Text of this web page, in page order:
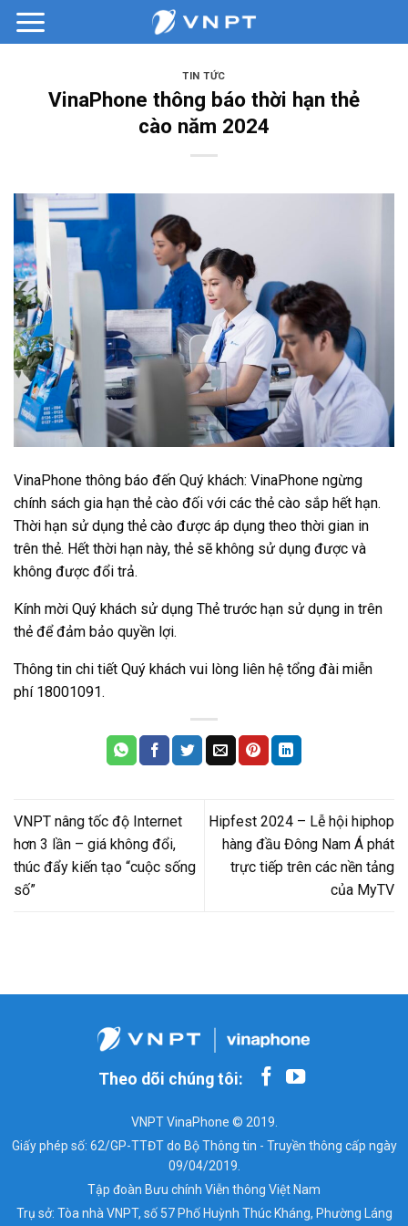
qua
TIN TỨC
VinaPhone thông báo thời hạn thẻ
cào năm 2024
VinaPhone thông báo đến Quý khách: VinaPhone ngừng
chính sách gia hạn thẻ cào đối với các thẻ cào sắp hết hạn.
Thời hạn sử dụng thẻ cào được áp dụng theo thời gian in
trên thẻ. Hết thời hạn này, thẻ sẽ không sử dụng được và
không được đổi trả.
Kính mời Quý khách sử dụng Thẻ trước hạn sử dụng in trên
thẻ để đảm bảo quyền lợi.
Thông tin chi tiết Quý khách vui lòng liên hệ tổng đài miễn
phí 18001091.
VNPT nâng tốc độ Internet
hơn 3 lần – giá không đổi,
thúc đẩy kiến tạo “cuộc sống
số”
Hipfest 2024 – Lễ hội hiphop
hàng đầu Đông Nam Á phát
trực tiếp trên các nền tảng
của MyTV
Theo dõi chúng tôi:
VNPT VinaPhone © 2019.
Giấy phép số: 62/GP-TTĐT do Bộ Thông tin - Truyền thông cấp ngày
09/04/2019.
Tập đoàn Bưu chính Viễn thông Việt Nam
Trụ sở: Tòa nhà VNPT, số 57 Phố Huỳnh Thúc Kháng, Phường Láng